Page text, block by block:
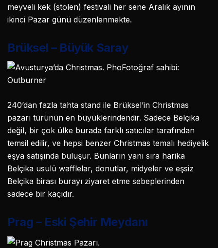
meyveli kek (stolen) festivali her sene Aralık ayının
ikinci Pazar günü düzenlenmekte.
Brüksel – Büyük Saray
240’dan fazla tahta stand ile Brüksel’in Christmas
pazarı türünün en büyüklerindendir. Sadece Belçika
değil, bir çok ülke burada farklı satıcılar tarafından
temsil edilir, ve hepsi benzer Christmas temalı hediyelik
eşya satışında buluşur. Bunların yanı sıra harika
Belçika usulü wafflelar, donutlar, midyeler ve eşsiz
Belçika birası burayı ziyaret etme sebeplerinden
sadece bir kaçıdır.
Prag – Eski Şehir Meydanı